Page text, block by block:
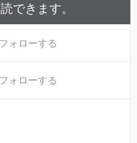
できます。
ォローする
ォローする